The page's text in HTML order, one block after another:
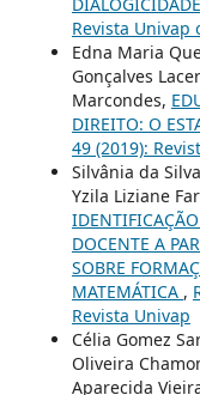
Revista Univap
Edna Maria
Gonçalves
Marcondes,
DIREITO: O
49 (2019):
Silvânia da
Yzila Liziane
DOCENTE A
SOBRE
MATEMÁTICA ,
Revista Univap
Célia Gomez
Oliveira
Aparecida